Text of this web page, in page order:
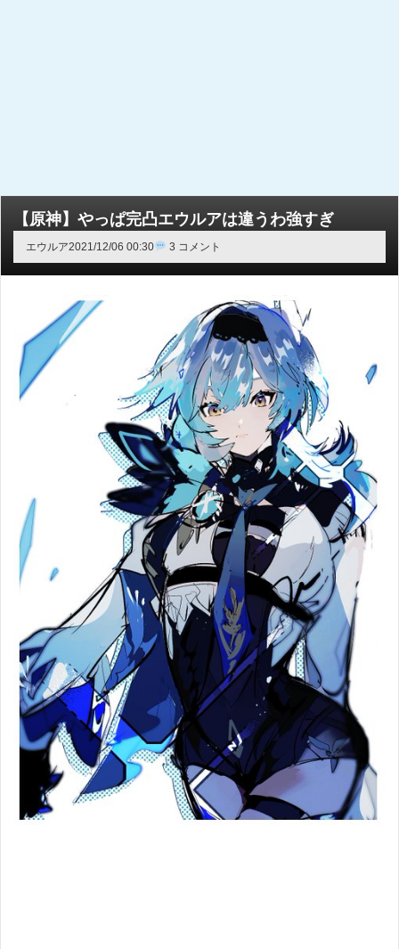
【原神】やっぱ完凸エウルアは違うわ強すぎ
エウルア2021/12/06 00:30 3 コメント